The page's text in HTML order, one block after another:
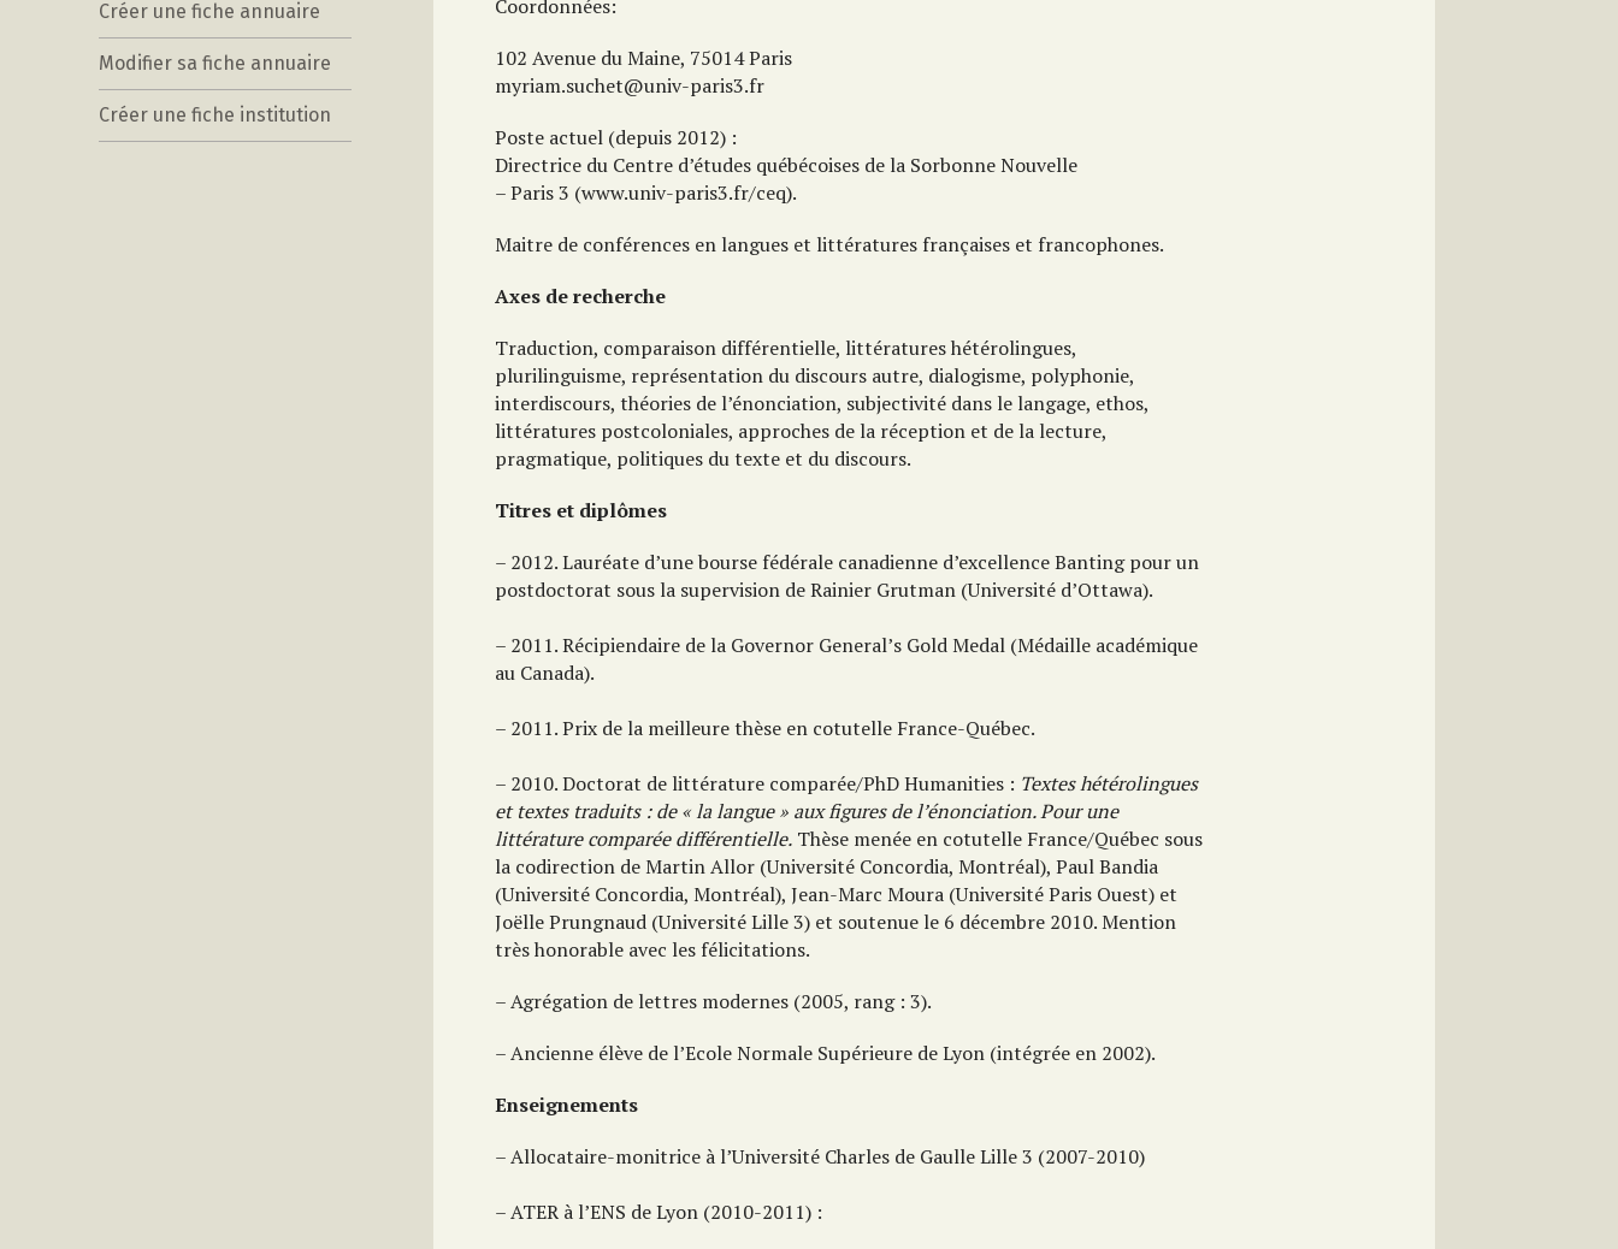
Créer une fiche annuaire
Modifier sa fiche annuaire
Créer une fiche institution
Coordonnées:
102 Avenue du Maine, 75014 Paris
myriam.suchet@univ-paris3.fr
Poste actuel (depuis 2012) :
Directrice du Centre d’études québécoises de la Sorbonne Nouvelle
– Paris 3 (www.univ-paris3.fr/ceq).
Maitre de conférences en langues et littératures françaises et francophones.
Axes de recherche
Traduction, comparaison différentielle, littératures hétérolingues,
plurilinguisme, représentation du discours autre, dialogisme, polyphonie,
interdiscours, théories de l’énonciation, subjectivité dans le langage, ethos,
littératures postcoloniales, approches de la réception et de la lecture,
pragmatique, politiques du texte et du discours.
Titres et diplômes
– 2012. Lauréate d’une bourse fédérale canadienne d’excellence Banting pour un
postdoctorat sous la supervision de Rainier Grutman (Université d’Ottawa).
– 2011. Récipiendaire de la Governor General’s Gold Medal (Médaille académique
au Canada).
– 2011. Prix de la meilleure thèse en cotutelle France-Québec.
– 2010. Doctorat de littérature comparée/PhD Humanities : Textes hétérolingues
et textes traduits : de « la langue » aux figures de l’énonciation. Pour une
littérature comparée différentielle. Thèse menée en cotutelle France/Québec sous
la codirection de Martin Allor (Université Concordia, Montréal), Paul Bandia
(Université Concordia, Montréal), Jean-Marc Moura (Université Paris Ouest) et
Joëlle Prungnaud (Université Lille 3) et soutenue le 6 décembre 2010. Mention
très honorable avec les félicitations.
– Agrégation de lettres modernes (2005, rang : 3).
– Ancienne élève de l’Ecole Normale Supérieure de Lyon (intégrée en 2002).
Enseignements
– Allocataire-monitrice à l’Université Charles de Gaulle Lille 3 (2007-2010)
– ATER à l’ENS de Lyon (2010-2011) :